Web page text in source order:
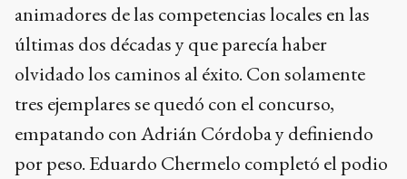
animadores de las competencias locales en las
últimas dos décadas y que parecía haber
olvidado los caminos al éxito. Con solamente
tres ejemplares se quedó con el concurso,
empatando con Adrián Córdoba y definiendo
por peso. Eduardo Chermelo completó el podio